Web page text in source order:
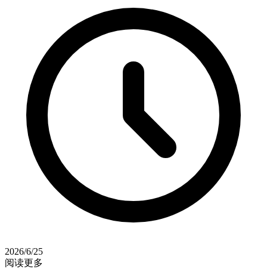
2026/6/25
阅读更多